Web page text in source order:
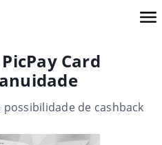
Card
de cashback